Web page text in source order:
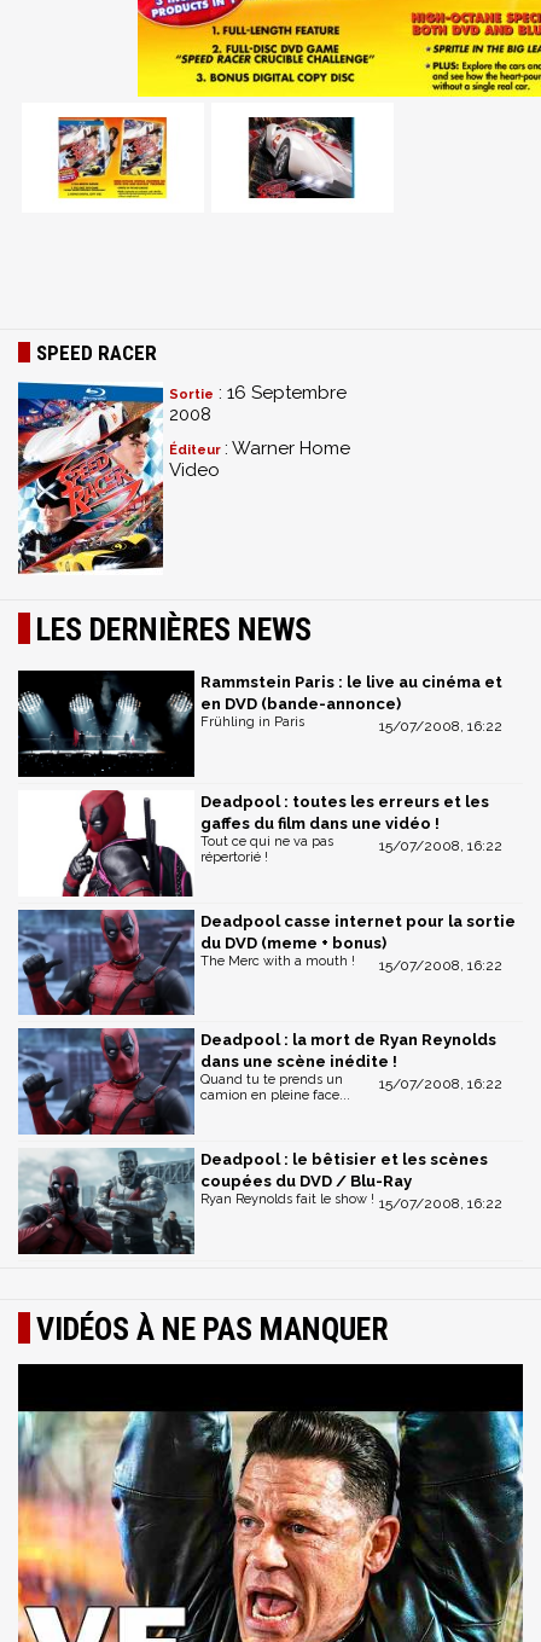
SPEED RACER
Sortie : 16 Septembre
2008
Éditeur : Warner Home
Video
LES DERNIÈRES NEWS
Rammstein Paris : le live au cinéma et
en DVD (bande-annonce)
15/07/2008, 16:22
Frühling in Paris
Deadpool : toutes les erreurs et les
gaffes du film dans une vidéo !
15/07/2008, 16:22
Tout ce qui ne va pas
répertorié !
Deadpool casse internet pour la sortie
du DVD (meme + bonus)
15/07/2008, 16:22
The Merc with a mouth !
Deadpool : la mort de Ryan Reynolds
dans une scène inédite !
15/07/2008, 16:22
Quand tu te prends un
camion en pleine face...
Deadpool : le bêtisier et les scènes
coupées du DVD / Blu-Ray
15/07/2008, 16:22
Ryan Reynolds fait le show !
VIDÉOS À NE PAS MANQUER